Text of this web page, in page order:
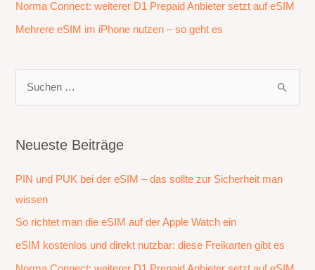
Norma Connect: weiterer D1 Prepaid Anbieter setzt auf eSIM
Mehrere eSIM im iPhone nutzen – so geht es
h
n
n
a
c
Neueste Beiträge
PIN und PUK bei der eSIM – das sollte zur Sicherheit man
wissen
So richtet man die eSIM auf der Apple Watch ein
eSIM kostenlos und direkt nutzbar: diese Freikarten gibt es